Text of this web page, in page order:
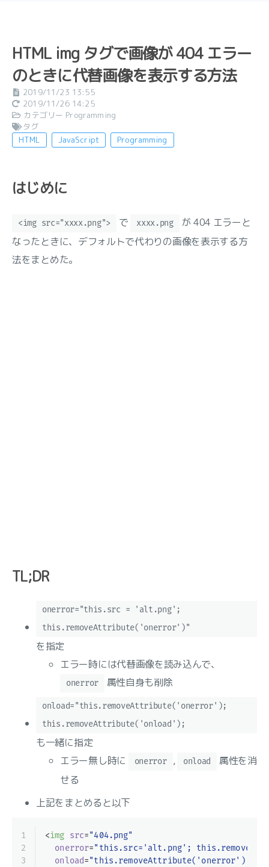
HTML img タグで画像が 404 エラー
のときに代替画像を表示する方法
2019/11/23 13:55
2019/11/26 14:25
カテゴリー Programming
タグ
HTML
JavaScript Programming
はじめに
<img src="xxxx.png"> で xxxx.png
が 404 エラーと
なったときに、デフォルトで代わりの画像を表示する方
法をまとめた。
TL;DR
onerror="this.src = 'alt.png';
this.removeAttribute('onerror')"
を指定
エラー時には代替画像を読み込んで、
onerror 属性自身も削除
onload="this.removeAttribute('onerror');
this.removeAttribute('onload');
も一緒に指定
エラー無し時に
onerror , onload
属性を消
せる
上記をまとめると以下
1
2
3
<img src="404.png"
onerror="this.src='alt.png';
onload="this.removeAttribute('onerror');